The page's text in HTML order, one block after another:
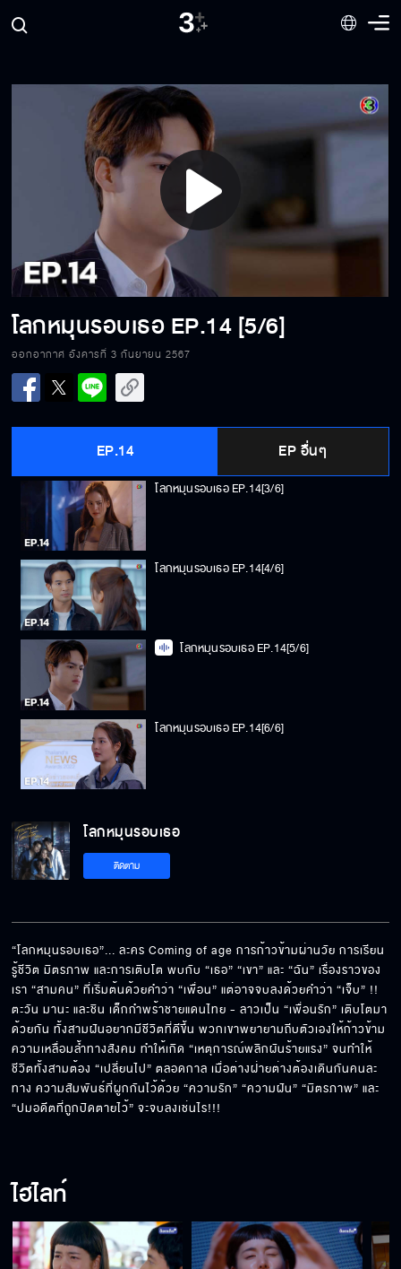
Play
Video
โลกหมุนรอบเธอEP.14 [5/6]
ออกอากาศ อังคารที่ 3 กันยายน 2567
EP.14 EP อื่นๆ
โลกหมุนรอบเธอ EP.14[1/6]
โลกหมุนรอบเธอ EP.14[3/6]
โลกหมุนรอบเธอ EP.14[4/6]
โลกหมุนรอบเธอ EP.14[5/6]
โลกหมุนรอบเธอ EP.14[6/6]
โลกหมุนรอบเธอ
ติดตาม
“โลกหมุนรอบเธอ”... ละคร Coming of age การก้าวข้ามผ่านวัย การเรียน
รู้ชีวิต มิตรภาพ และการเติบโต พบกับ “เธอ” “เขา” และ “ฉัน” เรื่องราวของ
เรา “สามคน” ที่เริ่มต้นด้วยคำว่า “เพื่อน” แต่อาจจบลงด้วยคำว่า “เจ็บ” !!
ตะวัน มานะ และชิน เด็กกำพร้าชายแดนไทย - ลาวเป็น “เพื่อนรัก” เติบโตมา
ด้วยกัน ทั้งสามฝันอยากมีชีวิตที่ดีขึ้น พวกเขาพยายามถีบตัวเองให้ก้าวข้าม
ความเหลื่อมล้ำทางสังคม ทำให้เกิด “เหตุการณ์พลิกผันร้ายแรง” จนทำให้
ชีวิตทั้งสามต้อง “เปลี่ยนไป” ตลอดกาล เมื่อต่างฝ่ายต่างต้องเดินกันคนละ
ทาง ความสัมพันธ์ที่ผูกกันไว้ด้วย “ความรัก” “ความฝัน” “มิตรภาพ” และ
“ปมอดีตที่ถูกปิดตายไว้” จะจบลงเช่นไร!!!
ไฮไลท์